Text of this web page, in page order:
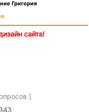
Григория
сайта!
]